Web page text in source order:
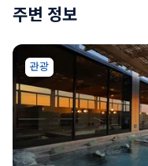
주변 정보
관광